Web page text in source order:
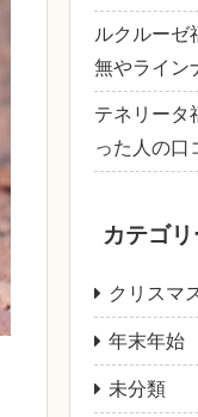
ルクルーゼ
無やライン
テネリータ
った人の口
カテゴリ
クリスマ
年末年始
未分類